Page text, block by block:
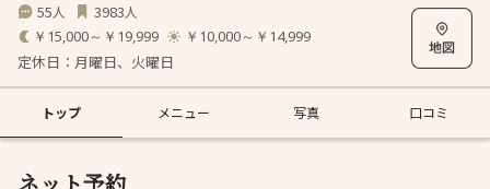
55人 3983人
￥15,000～￥19,999 ￥10,000～￥14,999
定休日：月曜日、火曜日
トップ メニュー 写真 口コミ